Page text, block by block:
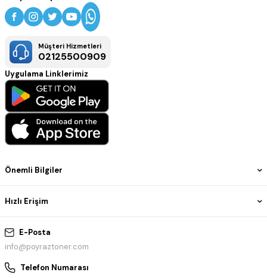
E-Posta
info@poyraztoner.com
Telefon Numarası
Önemli Bilgiler
Hızlı Erişim
Müşteri Hizmetleri
02125500909
Uygulama Linklerimiz